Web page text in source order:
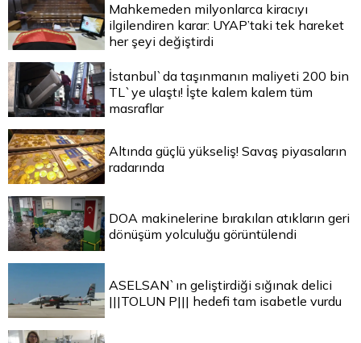
Mahkemeden milyonlarca kiracıyı
ilgilendiren karar: UYAP’taki tek hareket
her şeyi değiştirdi
İstanbul`da taşınmanın maliyeti 200 bin
TL`ye ulaştı! İşte kalem kalem tüm
masraflar
Altında güçlü yükseliş! Savaş piyasaların
radarında
DOA makinelerine bırakılan atıkların geri
dönüşüm yolculuğu görüntülendi
ASELSAN`ın geliştirdiği sığınak delici
|||TOLUN P||| hedefi tam isabetle vurdu